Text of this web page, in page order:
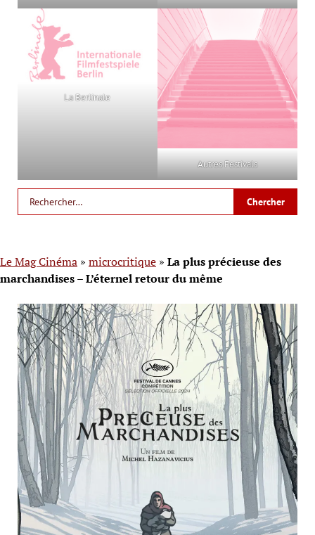
La Berlinale
Autres Festivals
Le Mag Cinéma » microcritique » La plus précieuse des
marchandises – L’éternel retour du même